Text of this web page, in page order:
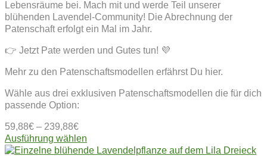
Lebensräume bei. Mach mit und werde Teil unserer
blühenden Lavendel-Community! Die Abrechnung der
Patenschaft erfolgt ein Mal im Jahr.
👉 Jetzt Pate werden und Gutes tun! 💜
Mehr zu den Patenschaftsmodellen erfährst Du hier.
Wähle aus drei exklusiven Patenschaftsmodellen die für dich
passende Option:
59,88€ – 239,88€
Ausführung wählen
Produkt